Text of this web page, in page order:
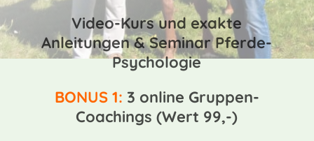
Video-Kurs und exakte
Anleitungen & Seminar Pferde-
Psychologie
BONUS 1: 3 online Gruppen-
Coachings (Wert 99,-)